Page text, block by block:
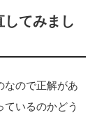
してみまし
なので正解があ
いるのかどう